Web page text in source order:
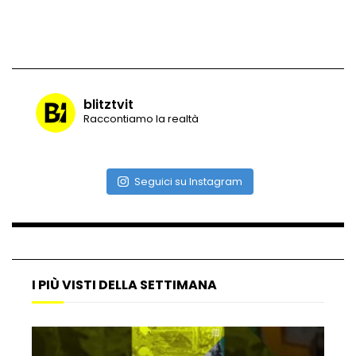
sorpresa al concerto di Olly
divertirvi”
quinte con Laura Pausini
la reunion della band
blitztvit
Raccontiamo la realtà
Seguici su Instagram
I PIÙ VISTI DELLA SETTIMANA